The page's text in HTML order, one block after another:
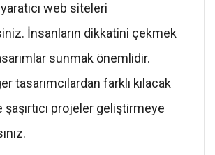
web siteleri
İnsanların dikkatini çekmek
sunmak önemlidir.
tasarımcılardan farklı kılacak
projeler geliştirmeye